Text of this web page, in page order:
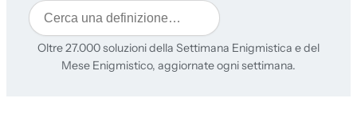
Cerca
Oltre 27.000 soluzioni della Settimana Enigmistica e del
Mese Enigmistico, aggiornate ogni settimana.